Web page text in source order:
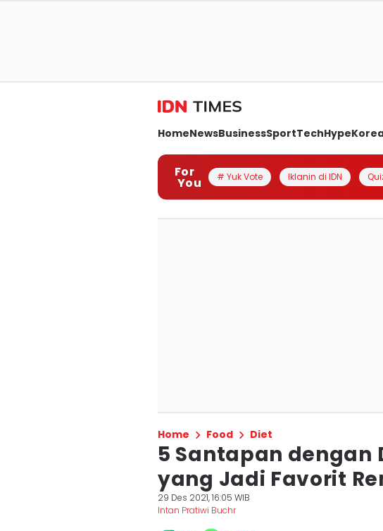
HomeNewsBusinessSportTechHype
For
You # Yuk Vote Iklanin di IDN
Home Food Diet
5 Santapan dengan
yang Jadi Favorit
29 Des 2021, 16:05 WIB
Intan Pratiwi Buchr